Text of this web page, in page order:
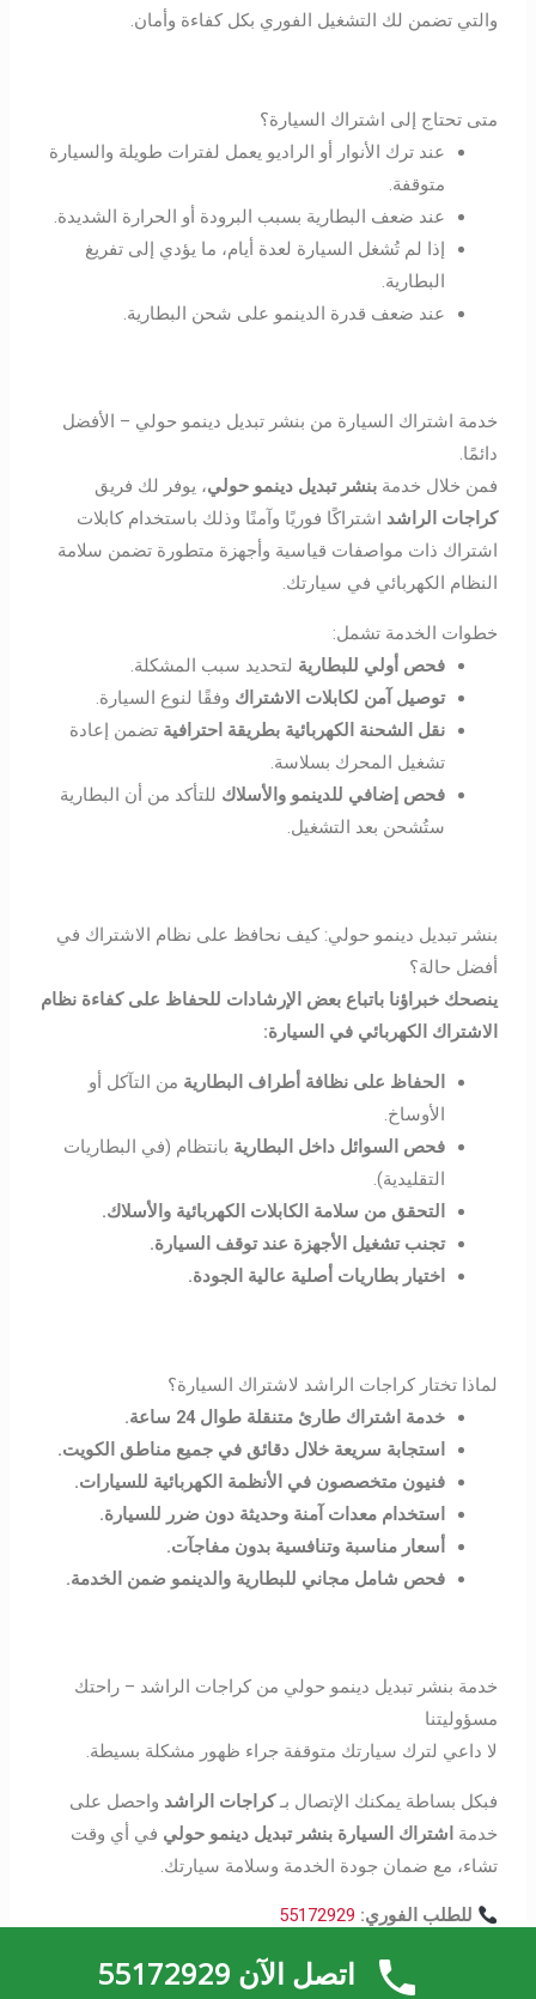
والتي تضمن لك التشغيل الفوري بكل كفاءة وأمان.
متى تحتاج إلى اشتراك السيارة؟
عند ترك الأنوار أو الراديو يعمل لفترات طويلة والسيارة
متوقفة.
عند ضعف البطارية بسبب البرودة أو الحرارة الشديدة.
إذا لم تُشغل السيارة لعدة أيام، ما يؤدي إلى تفريغ
البطارية.
عند ضعف قدرة الدينمو على شحن البطارية.
خدمة اشتراك السيارة من بنشر تبديل دينمو حولي – الأفضل
دائمًا.
فمن خلال خدمةبنشر تبديل دينمو حولي، يوفر لك فريق
كراجات الراشد اشتراكًا فوريًا وآمنًا وذلك باستخدام كابلات
اشتراك ذات مواصفات قياسية وأجهزة متطورة تضمن سلامة
النظام الكهربائي في سيارتك.
خطوات الخدمة تشمل:
فحص أولي للبطارية لتحديد سبب المشكلة.
توصيل آمن لكابلات الاشتراك وفقًا لنوع السيارة.
نقل الشحنة الكهربائية بطريقة احترافية تضمن إعادة
تشغيل المحرك بسلاسة.
فحص إضافي للدينمو والأسلاك للتأكد من أن البطارية
ستُشحن بعد التشغيل.
بنشر تبديل دينمو حولي: كيف نحافظ على نظام الاشتراك في
أفضل حالة؟
ينصحك خبراؤنا باتباع بعض الإرشادات للحفاظ على كفاءة نظام
الاشتراك الكهربائي في السيارة:
الحفاظ على نظافة أطراف البطارية من التآكل أو
الأوساخ.
فحص السوائل داخل البطارية بانتظام (في البطاريات
التقليدية).
التحقق من سلامة الكابلات الكهربائية والأسلاك.
تجنب تشغيل الأجهزة عند توقف السيارة.
اختيار بطاريات أصلية عالية الجودة.
لماذا تختار كراجات الراشد لاشتراك السيارة؟
خدمة اشتراك طارئ متنقلة طوال 24 ساعة
.
استجابة سريعة خلال دقائق في جميع مناطق الكويت.
فنيون متخصصون في الأنظمة الكهربائية للسيارات.
استخدام معدات آمنة وحديثة دون ضرر للسيارة.
أسعار مناسبة وتنافسية بدون مفاجآت.
فحص شامل مجاني للبطارية والدينمو ضمن الخدمة.
خدمة بنشر تبديل دينمو حولي من كراجات الراشد – راحتك
مسؤوليتنا
لا داعي لترك سيارتك متوقفة جراء ظهور مشكلة بسيطة.
فبكل بساطة يمكنك الإتصال بـكراجات الراشد واحصل على
خدمة اشتراك السيارة بنشر تبديل دينمو حولي في أي وقت
تشاء، مع ضمان جودة الخدمة وسلامة سيارتك.
للطلب الفوري: 55172929
تابعنا على الإنستغرام:
@
Banshar24
اتصل الآن 55172929